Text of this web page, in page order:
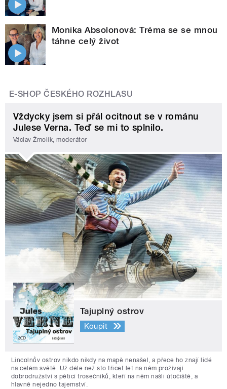
Monika Absolonová: Tréma se se mnou
táhne celý život
E-SHOP ČESKÉHO ROZHLASU
Vždycky jsem si přál ocitnout se v románu
Julese Verna. Teď se mi to splnilo.
Václav Žmolík, moderátor
Tajuplný ostrov
Koupit
Lincolnův ostrov nikdo nikdy na mapě nenašel, a přece ho znají lidé
na celém světě. Už déle než sto třicet let na něm prožívají
dobrodružství s pěticí trosečníků, kteří na něm našli útočiště, a
hlavně nejedno tajemství.